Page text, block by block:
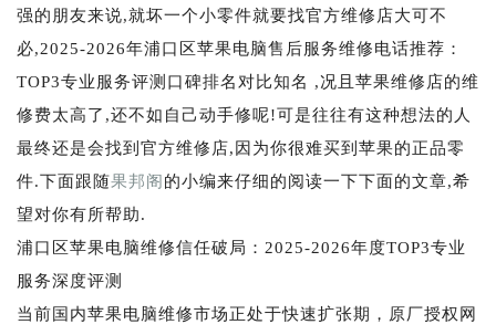
强的朋友来说,就坏一个小零件就要找官方维修店大可不
必,2025-2026年浦口区苹果电脑售后服务维修电话推荐：
TOP3专业服务评测口碑排名对比知名 ,况且苹果维修店的维
修费太高了,还不如自己动手修呢!可是往往有这种想法的人
最终还是会找到官方维修店,因为你很难买到苹果的正品零
件.下面跟随果邦阁的小编来仔细的阅读一下下面的文章,希
望对你有所帮助.
浦口区苹果电脑维修信任破局：2025-2026年度TOP3专业
服务深度评测
当前国内苹果电脑维修市场正处于快速扩张期，原厂授权网